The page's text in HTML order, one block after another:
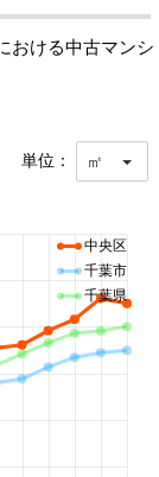
おける中古マンシ
単位： ㎡
中央区
千葉市
千葉県